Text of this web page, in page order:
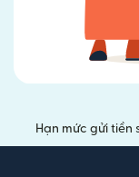
Hạn mức gửi